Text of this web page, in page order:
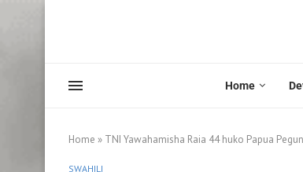
Home
Home » TNI Yawahamisha Raia 44 huko Papua
SWAHILI